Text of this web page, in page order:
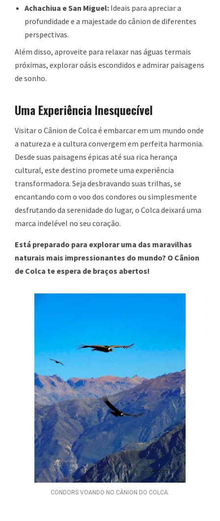
Achachiua e San Miguel: Ideais para apreciar a
profundidade e a majestade do cânion de diferentes
perspectivas.
Além disso, aproveite para relaxar nas águas termais
próximas, explorar oásis escondidos e admirar paisagens
de sonho.
Uma Experiência Inesquecível
Visitar o Cânion de Colca é embarcar em um mundo onde
a natureza e a cultura convergem em perfeita harmonia.
Desde suas paisagens épicas até sua rica herança
cultural, este destino promete uma experiência
transformadora. Seja desbravando suas trilhas, se
encantando com o voo dos condores ou simplesmente
desfrutando da serenidade do lugar, o Colca deixará uma
marca indelével no seu coração.
Está preparado para explorar uma das maravilhas
naturais mais impressionantes do mundo? O Cânion
de Colca te espera de braços abertos!
CONDORS VOANDO NO CÂNION DO COLCA.